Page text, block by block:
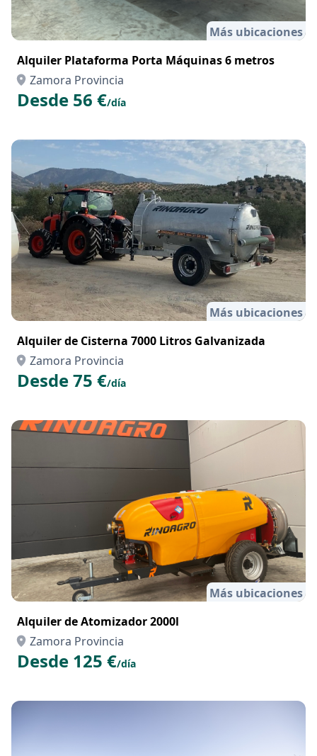
Más ubicaciones
Alquiler Plataforma Porta Máquinas 6 metros
Zamora Provincia
Desde 56 €/día
Más ubicaciones
Alquiler de Cisterna 7000 Litros Galvanizada
Zamora Provincia
Desde 75 €/día
Más ubicaciones
Alquiler de Atomizador 2000l
Zamora Provincia
Desde 125 €/día